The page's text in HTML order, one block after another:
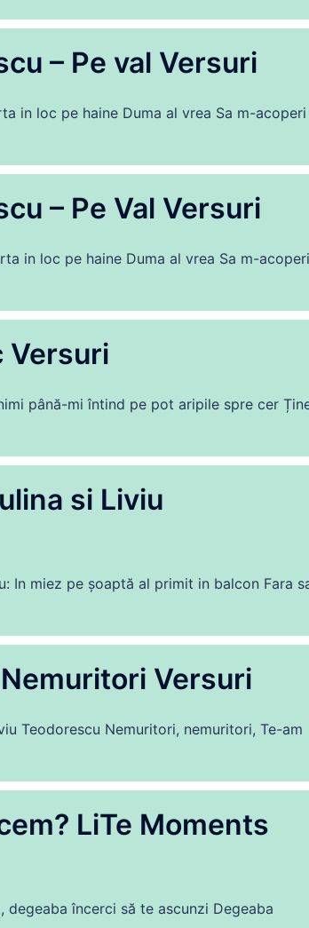
– Pe val Versuri
in loc pe haine Duma al vrea Sa m-acoperi
– Pe Val Versuri
in loc pe haine Duma al vrea Sa m-acoperi
Versuri
până-mi întind pe pot aripile spre cer
si Liviu
In miez pe şoaptă al primit in balcon Fara
Nemuritori Versuri
Teodorescu Nemuritori, nemuritori, Te-am
LiTe Moments
degeaba încerci să te ascunzi Degeaba